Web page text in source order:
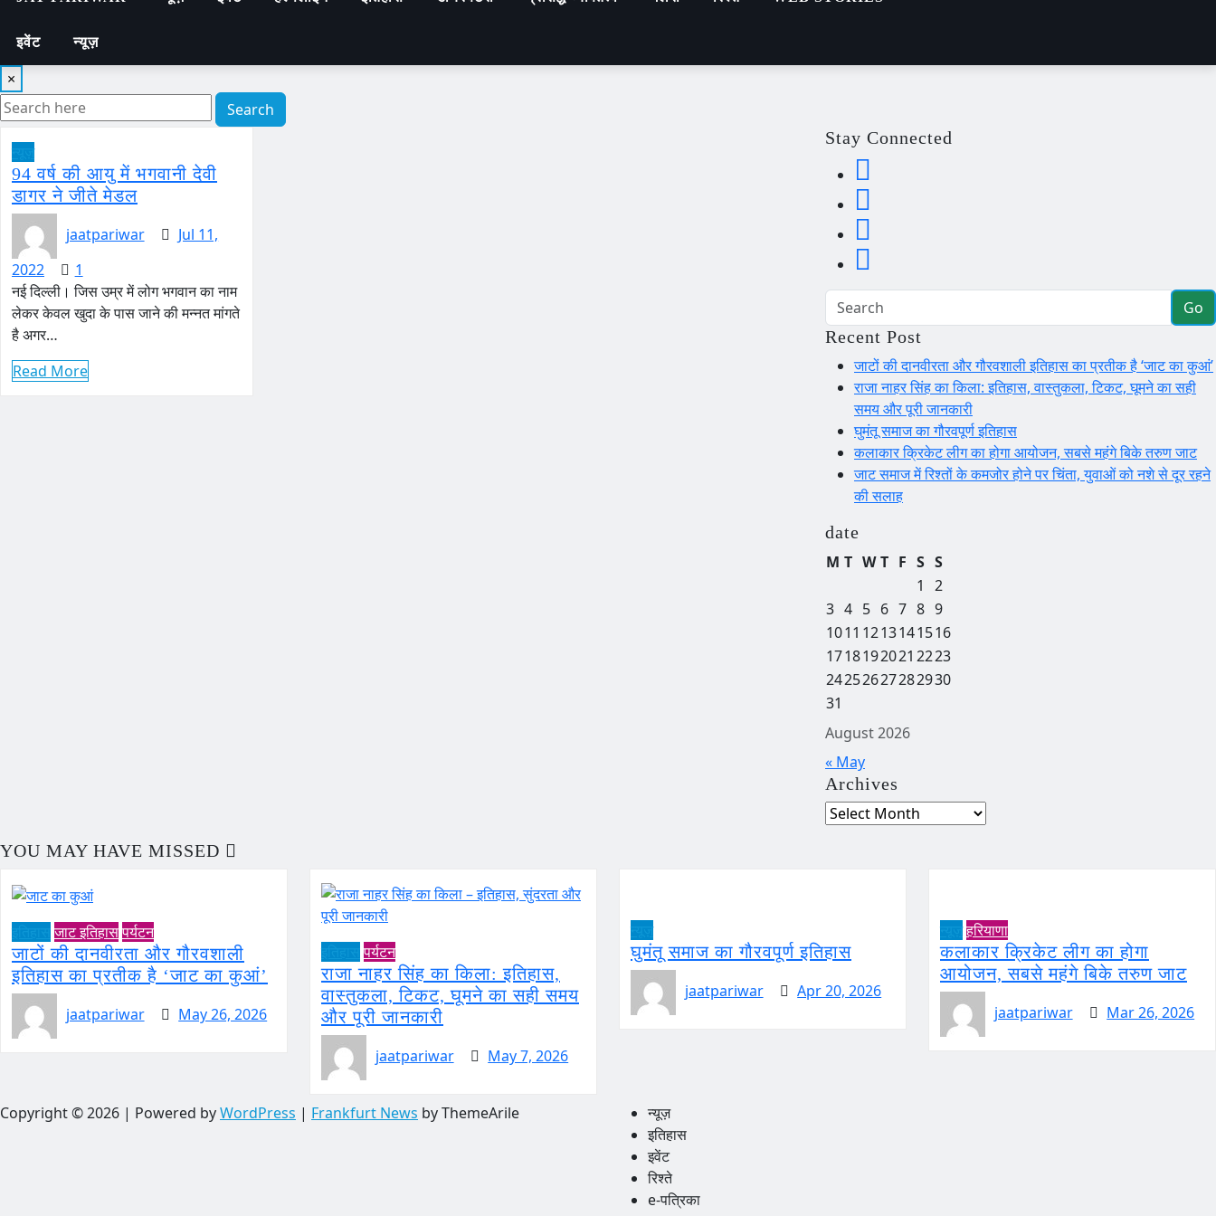
इवेंट न्यूज़
×
Search
94 वर्ष की आयु में भगवानी देवी
डागर ने जीते मेडल
jaatpariwar
Jul 11,
2022
1
नई दिल्ली। जिस उम्र में लोग भगवान का नाम
लेकर केवल खुदा के पास जाने की मन्नत मांगते
है अगर…
Read More
Stay Connected
Go
Recent Post
जाटों की दानवीरता और गौरवशाली इतिहास का प्रतीक है ‘जाट का कुआं’
राजा नाहर सिंह का किला: इतिहास, वास्तुकला, टिकट, घूमने का सही
समय और पूरी जानकारी
घुमंतू समाज का गौरवपूर्ण इतिहास
कलाकार क्रिकेट लीग का होगा आयोजन, सबसे महंगे बिके तरुण जाट
जाट समाज में रिश्तों के कमजोर होने पर चिंता, युवाओं को नशे से दूर रहने
की सलाह
date
August 2026
M T W T F S S
1
2
3 4 5 6 7 8 9
1011 1213141516
1718192021 2223
24252627282930
31
« May
Archives
Archives
YOU MAY HAVE MISSED
जाट इतिहासपर्यटन
जाटों की दानवीरता और गौरवशाली
इतिहास का प्रतीक है ‘जाट का कुआं’
jaatpariwar
May 26, 2026
पर्यटन
राजा नाहर सिंह का किला: इतिहास,
वास्तुकला, टिकट, घूमने का सही समय
और पूरी जानकारी
jaatpariwar
May 7, 2026
घुमंतू समाज का गौरवपूर्ण इतिहास
jaatpariwar
Apr 20, 2026
हरियाणा
कलाकार क्रिकेट लीग का होगा
आयोजन, सबसे महंगे बिके तरुण जाट
jaatpariwar
Mar 26, 2026
Copyright © 2026 | Powered byWordPress | Frankfurt News by ThemeArile
न्यूज़
इतिहास
इवेंट
रिश्ते
e-पत्रिका